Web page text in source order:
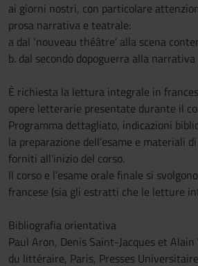
ai giorni nostri, con particolare
prosa narrativa e teatrale:
a dal ‘nouveau théâtre’ alla scena
b. dal secondo dopoguerra alla
È richiesta la lettura integrale in
opere letterarie presentate durante il
Programma dettagliato, indicazioni
la preparazione dell’esame e materiali
forniti all’inizio del corso.
Il corso e l’esame orale finale si
francese (sia gli estratti che le letture
Bibliografia orientativa
Paul Aron, Denis Saint-Jacques et
du littéraire, Paris, Presses